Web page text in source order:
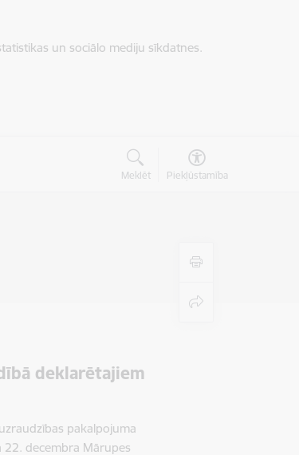
un sociālo mediju sīkdatnes.
Meklēt Piekļūstamība
deklarētajiem
pakalpojuma
decembra Mārupes